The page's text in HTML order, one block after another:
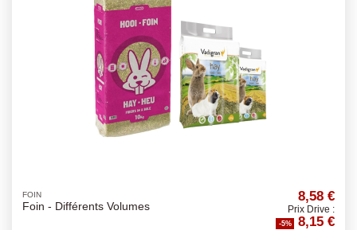
FOIN
Foin - Différents Volumes
8,58 €
Prix Drive :
-5% 8,15 €